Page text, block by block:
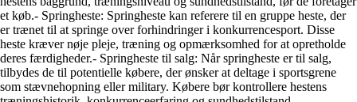
et køb.- Springheste: Springheste kan referere til en gruppe heste, der
er trænet til at springe over forhindringer i konkurrencesport. Disse
heste kræver nøje pleje, træning og opmærksomhed for at opretholde
deres færdigheder.- Springheste til salg: Når springheste er til salg,
tilbydes de til potentielle købere, der ønsker at deltage i sportsgrene
som stævnehopning eller military. Købere bør kontrollere hestens